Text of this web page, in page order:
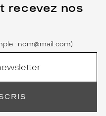
recevez nos
: nom@mail.com)